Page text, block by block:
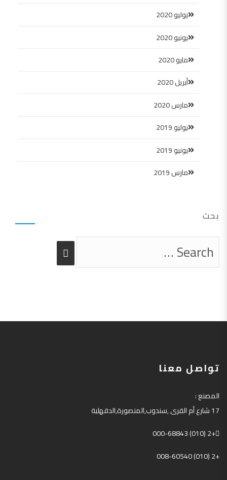
يوليو 2020
يونيو 2020
مايو 2020
أبريل 2020
مارس 2020
يوليو 2019
يونيو 2019
مارس 2019
بحث
تواصل معنا
المصنع:
17شارع أم القرى,سندوب,المنصورة,الدقهلية
+2 (010) 000-68843
+2 (010) 008-60540